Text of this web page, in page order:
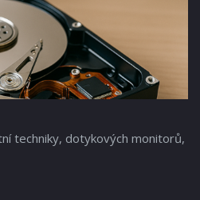
techniky, dotykových monitorů,